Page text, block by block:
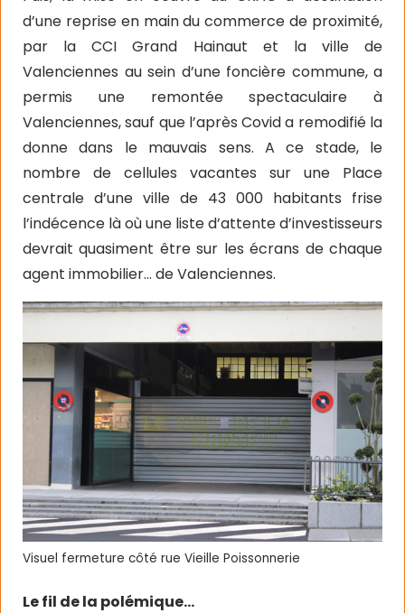
d’une reprise en main du commerce de proximité,
par la CCI Grand Hainaut et la ville de
Valenciennes au sein d’une foncière commune, a
permis une remontée spectaculaire à
Valenciennes, sauf que l’après Covid a remodifié la
donne dans le mauvais sens. A ce stade, le
nombre de cellules vacantes sur une Place
centrale d’une ville de 43 000 habitants frise
l’indécence là où une liste d’attente d’investisseurs
devrait quasiment être sur les écrans de chaque
agent immobilier… de Valenciennes.
Visuel fermeture côté rue Vieille Poissonnerie
Le fil de la polémique…